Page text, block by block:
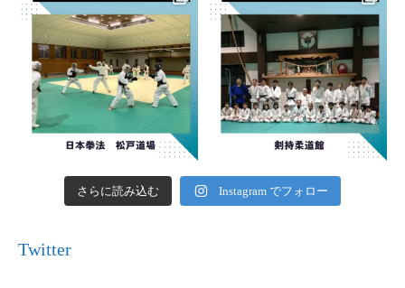
さらに読み込む Instagram でフォロー
Twitter